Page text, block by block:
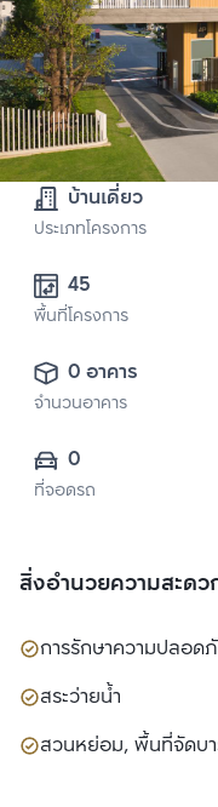
บ้านเดี่ยว
ประเภทโครงการ
45
พื้นที่โครงการ
0 อาคาร
จำนวนอาคาร
0
ที่จอดรถ
สิ่งอำนวยความสะดว
การรักษาความปลอด
สระว่ายน้ำ
สวนหย่อม, พื้นที่จัดบ